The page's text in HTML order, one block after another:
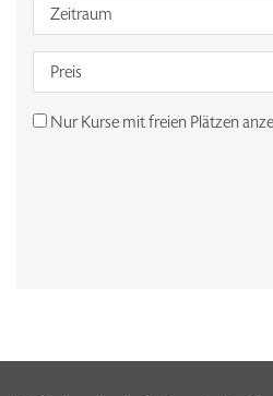
Zeitraum
Preis
Nur Kurse mit freien Plätzen